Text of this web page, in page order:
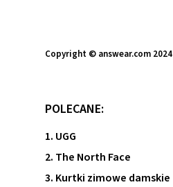
Copyright © answear.com 2024
POLECANE:
1. UGG
2. The North Face
3. Kurtki zimowe damskie